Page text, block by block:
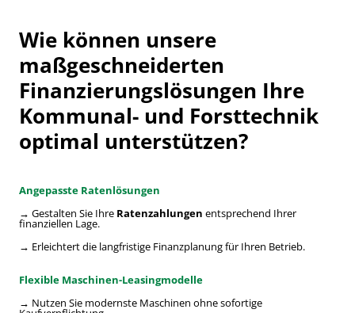
Wie können unsere
maßgeschneiderten
Finanzierungslösungen Ihre
Kommunal- und Forsttechnik
optimal unterstützen?
Angepasste Ratenlösungen
→ Gestalten Sie Ihre Ratenzahlungen entsprechend Ihrer
finanziellen Lage.
→ Erleichtert die langfristige Finanzplanung für Ihren Betrieb.
Flexible Maschinen-Leasingmodelle
→ Nutzen Sie modernste Maschinen ohne sofortige